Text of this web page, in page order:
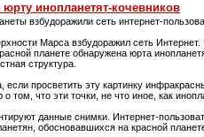
инопланетят-кочевников
взбудоражили сеть интернет-
Марса взбудоражил сеть
планете обнаружена юрта
структура.
если просветить эту картинку
том, что эти точки, не что иное, как
данные снимки. Интернет-
обосновавшихся на красной